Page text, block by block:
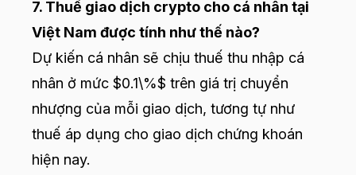
7. Thuế giao dịch crypto cho cá nhân tại
Việt Nam được tính như thế nào?
Dự kiến cá nhân sẽ chịu thuế thu nhập cá
nhân ở mức $0.1\%$ trên giá trị chuyển
nhượng của mỗi giao dịch, tương tự như
thuế áp dụng cho giao dịch chứng khoán
hiện nay.